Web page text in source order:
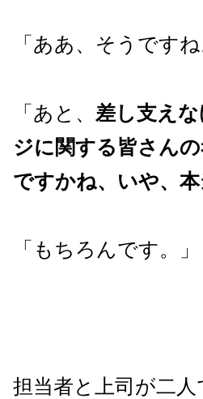
「ああ、そうですね
「あと、 差し支え
ジに関する皆さん
ですかね、いや、
「もちろんです。」
担当者と上司が二